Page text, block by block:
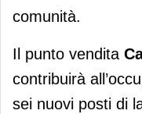
comunità.
Il punto vendita
contribuirà
sei nuovi posti di